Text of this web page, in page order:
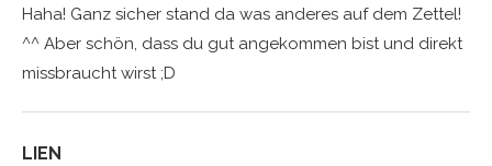
Haha! Ganz sicher stand da was anderes auf dem Zettel!
^^ Aber schön, dass du gut angekommen bist und direkt
missbraucht wirst ;D
LIEN